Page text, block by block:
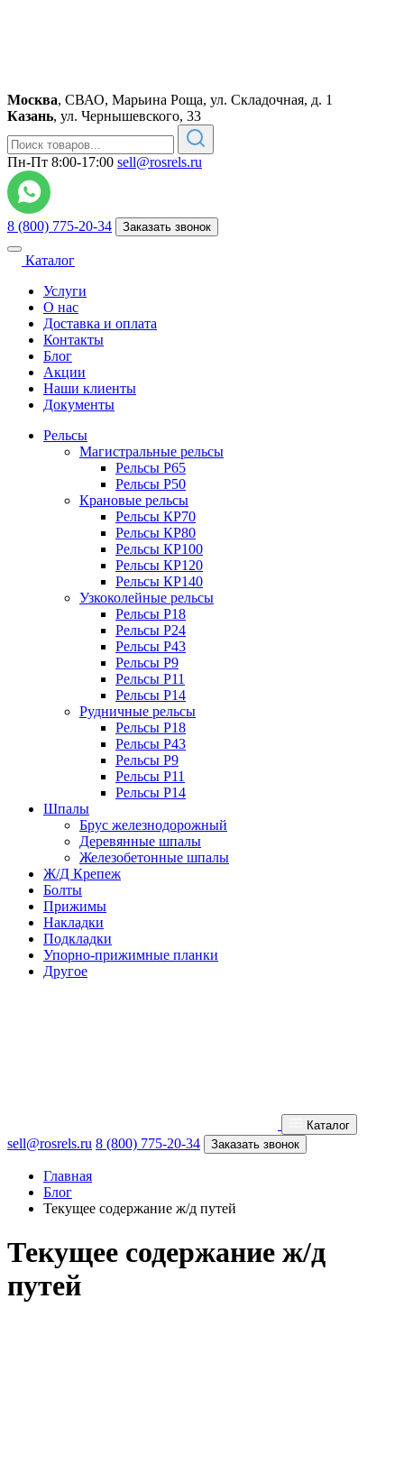
Москва, СВАО, Марьина Роща, ул. Складочная, д. 1
Казань, ул. Чернышевского, 33
Пн-Пт 8:00-17:00 sell@rosrels.ru
8 (800) 775-20-34 Заказать звонок
Каталог
Услуги
О нас
Доставка и оплата
Контакты
Блог
Акции
Наши клиенты
Документы
Рельсы
Магистральные рельсы
Рельсы Р65
Рельсы Р50
Крановые рельсы
Рельсы КР70
Рельсы КР80
Рельсы КР100
Рельсы КР120
Рельсы КР140
Узкоколейные рельсы
Рельсы Р18
Рельсы Р24
Рельсы Р43
Рельсы Р9
Рельсы Р11
Рельсы Р14
Рудничные рельсы
Рельсы Р18
Рельсы Р43
Рельсы Р9
Рельсы Р11
Рельсы Р14
Шпалы
Брус железнодорожный
Деревянные шпалы
Железобетонные шпалы
Ж/Д Крепеж
Болты
Прижимы
Накладки
Подкладки
Упорно-прижимные планки
Другое
Каталог
sell@rosrels.ru 8 (800) 775-20-34 Заказать звонок
Главная
Блог
Текущее содержание ж/д путей
Текущее содержание ж/д
путей